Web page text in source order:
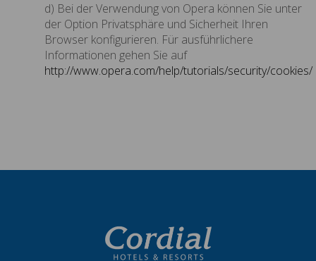
d) Bei der Verwendung von Opera können Sie unter
der Option Privatsphäre und Sicherheit Ihren
Browser konfigurieren. Für ausführlichere
Informationen gehen Sie auf
http://www.opera.com/help/tutorials/security/cookies/